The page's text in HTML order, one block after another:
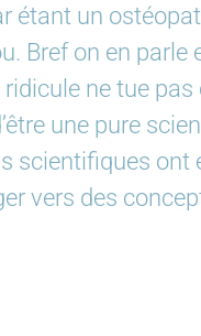
étant un
Bref on en parle
ridicule ne tue
une pure
scientifiques ont
vers des